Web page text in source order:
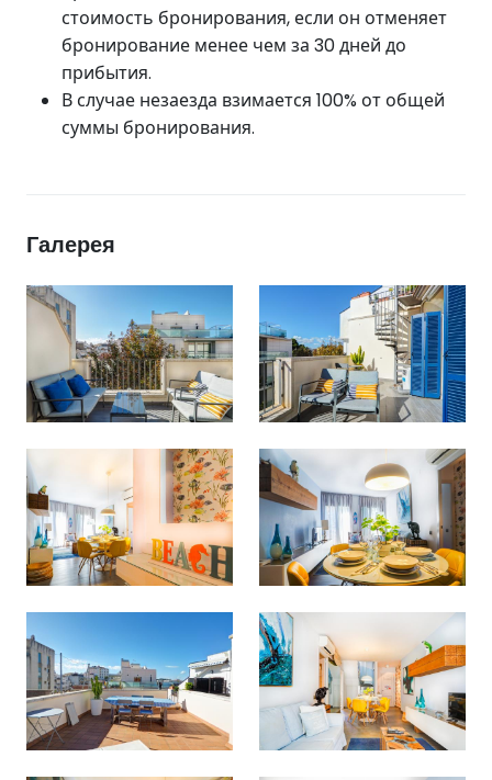
стоимость бронирования, если он отменяет
бронирование менее чем за 30 дней до
прибытия.
В случае незаезда взимается 100% от общей
суммы бронирования.
Галерея